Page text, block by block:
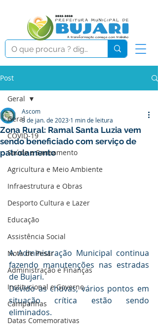
Post
Geral
COVID-19
Saúde e Saneamento
Agricultura e Meio Ambiente
Infraestrutura e Obras
Desporto Cultura e Lazer
Educação
Assistência Social
Nota de Pesar
Administração e Finanças
Institucional e Governo
Campanhas
Datas Comemorativas
Geral
Zona Rural: Ramal Santa Luzia vem
sendo beneficiado com serviço de
patrolamento
Ascom
3 de jan. de 2023 1 min de leitura
A Administração Municipal continua
fazendo manutenções nas estradas
de Bujari.
Devido as chuvas, vários pontos em
situação crítica estão sendo
eliminados.